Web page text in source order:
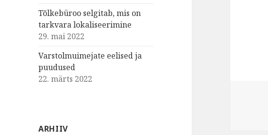
Tõlkebüroo selgitab, mis on
tarkvara lokaliseerimine
29. mai 2022
Varstolmuimejate eelised ja
puudused
22. märts 2022
ARHIIV